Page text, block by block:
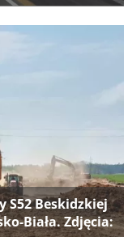
S52 Beskidzkiej
Biała. Zdjęcia: